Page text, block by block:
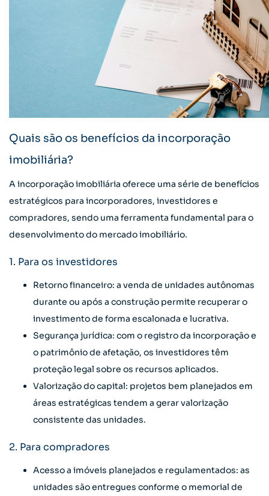
Quais são os benefícios da incorporação
imobiliária?
A incorporação imobiliária oferece uma série de benefícios
estratégicos para incorporadores, investidores e
compradores, sendo uma ferramenta fundamental para o
desenvolvimento do mercado imobiliário.
1. Para os investidores
Retorno financeiro: a venda de unidades autônomas
durante ou após a construção permite recuperar o
investimento de forma escalonada e lucrativa.
Segurança jurídica: com o registro da incorporação e
o patrimônio de afetação, os investidores têm
proteção legal sobre os recursos aplicados.
Valorização do capital: projetos bem planejados em
áreas estratégicas tendem a gerar valorização
consistente das unidades.
2. Para compradores
Acesso a imóveis planejados e regulamentados: as
unidades são entregues conforme o memorial de